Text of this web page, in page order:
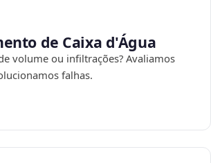
de Caixa d'Água
volume ou infiltrações? Avaliamos
falhas.